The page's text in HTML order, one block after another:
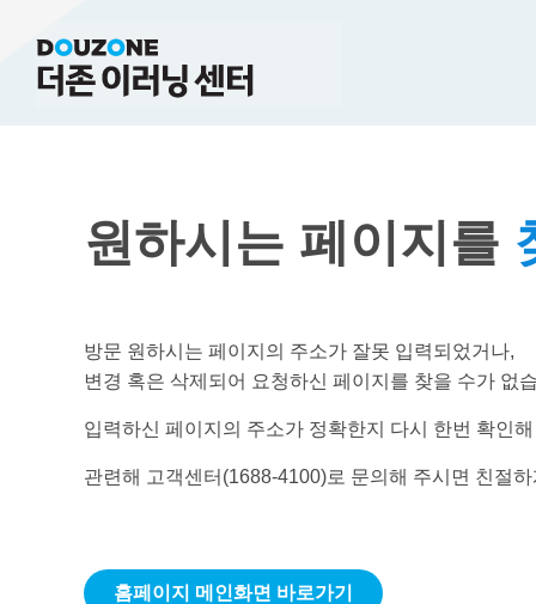
원하시는 페이지를
방문 원하시는 페이지의 주소가 잘못 입력되었거나,
변경 혹은 삭제되어 요청하신 페이지를 찾을 수가 없
입력하신 페이지의 주소가 정확한지 다시 한번 확인
관련해 고객센터(1688-4100)로 문의해 주시면 친절
홈페이지 메인화면 바로가기